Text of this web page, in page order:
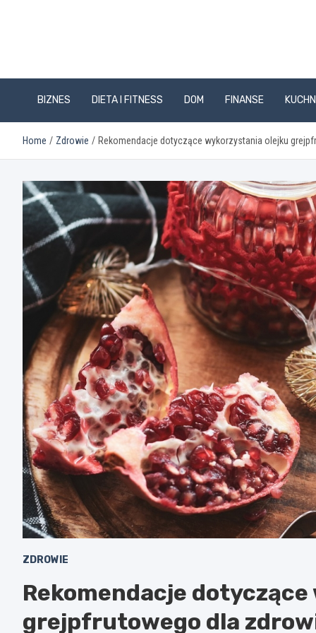
BIZNES DIETA I FITNESS DOM FINANSE
Home Zdrowie Rekomendacje dotyczące wykorzystania olejku
ZDROWIE
Rekomendacje
grejpfrutowego dla